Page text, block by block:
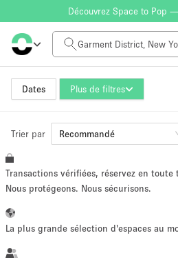
Découvrez Space to Pop —
Dates Plus de filtres
Tarif à la journée
$0
Taille de l'espace
~ 13 personnes
Trier par Recommandé
Transactions vérifiées, réservez en
Nous protégeons. Nous sécurisons.
La plus grande sélection d'espaces au